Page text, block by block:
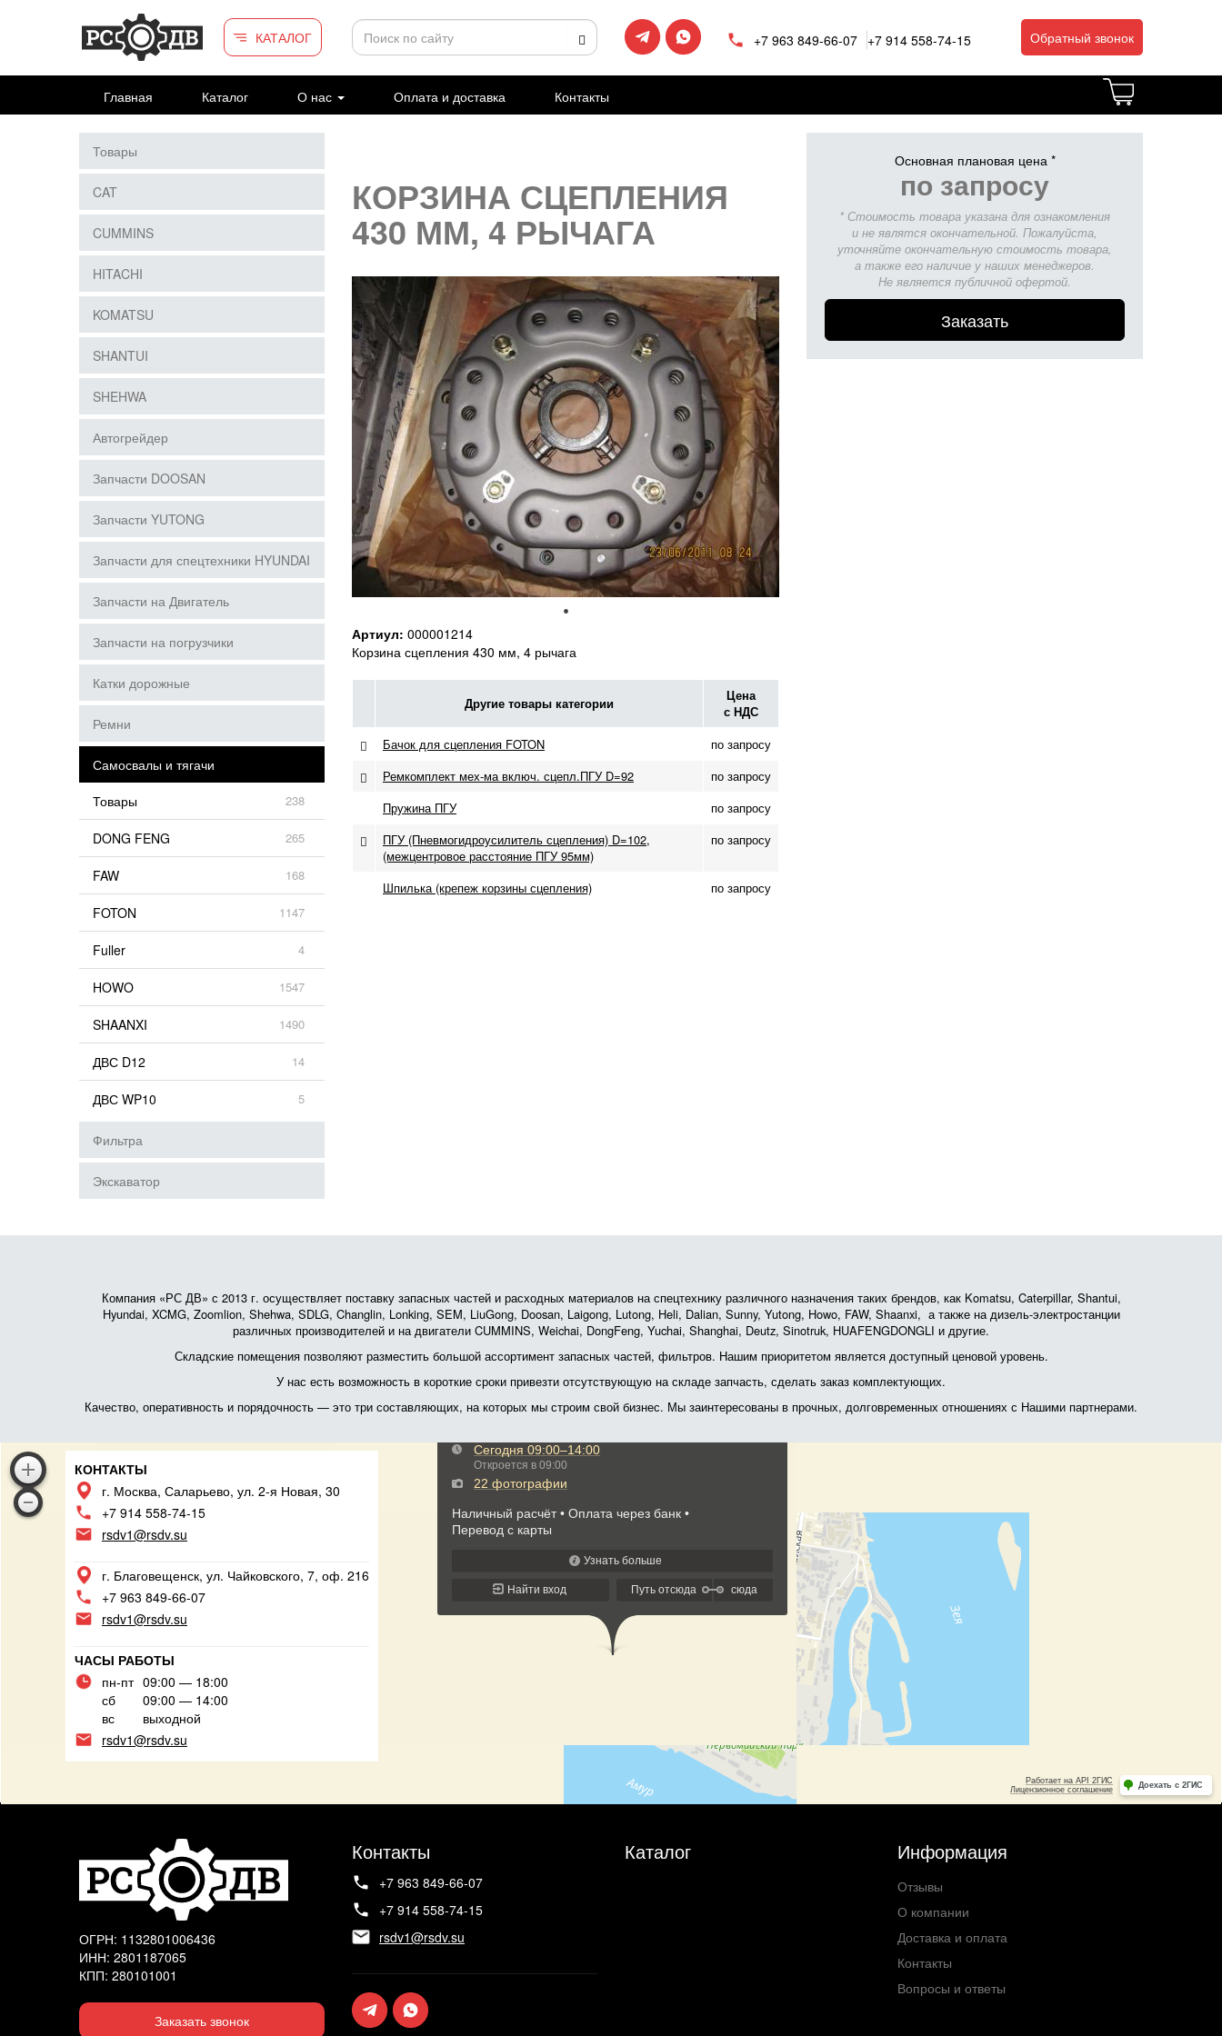
Перейти к основному содержанию
КАТАЛОГ
+7 963 849-66-07 +7 914 558-74-15 Обратный звонок
Главная Каталог О нас Оплата и доставка Контакты
КОРЗИНА СЦЕПЛЕНИЯ
430 ММ, 4 РЫЧАГА
Артиул: 000001214
Корзина сцепления 430 мм, 4 рычага
Другие товары категории
Цена
с НДС
Бачок для сцепления FOTON
по запросу
Ремкомплект мех-ма включ. сцепл.ПГУ D=92
по запросу
Пружина ПГУ
по запросу
ПГУ (Пневмогидроусилитель сцепления) D=102,
(межцентровое расстояние ПГУ 95мм)
по запросу
Шпилька (крепеж корзины сцепления) по запросу
Основная плановая цена *
по запросу
* Стоимость товара указана для ознакомления
и не являтся окончательной. Пожалуйста,
уточняйте окончательную стоимость товара,
а также его наличие у наших менеджеров.
Не является публичной офертой.
Заказать
Товары
CAT
CUMMINS
HITACHI
KOMATSU
SHANTUI
SHEHWA
Автогрейдер
Запчасти DOOSAN
Запчасти YUTONG
Запчасти для спецтехники HYUNDAI
Запчасти на Двигатель
Запчасти на погрузчики
Катки дорожные
Ремни
Самосвалы и тягачи
Товары
238
DONG FENG 265
FAW 168
FOTON 1147
Fuller 4
HOWO 1547
SHAANXI 1490
ДВС D12 14
ДВС WP10 5
Фильтра
Экскаватор
Компания «РС ДВ» с 2013 г. осуществляет поставку запасных частей и расходных материалов на спецтехнику различного назначения таких брендов, как Komatsu, Caterpillar, Shantui,
Hyundai, XCMG, Zoomlion, Shehwa, SDLG, Changlin, Lonking, SEM, LiuGong, Doosan, Laigong, Lutong, Heli, Dalian, Sunny, Yutong, Howo, FAW, Shaanxi, а также на дизель-электростанции
различных производителей и на двигатели CUMMINS, Weichai, DongFeng, Yuchai, Shanghai, Deutz, Sinotruk, HUAFENGDONGLI и другие.
Складские помещения позволяют разместить большой ассортимент запасных частей, фильтров. Нашим приоритетом является доступный ценовой уровень.
У нас есть возможность в короткие сроки привезти отсутствующую на складе запчасть, сделать заказ комплектующих.
Качество, оперативность и порядочность — это три составляющих, на которых мы строим свой бизнес. Мы заинтересованы в прочных, долговременных отношениях с Нашими партнерами.
КОНТАКТЫ
г. Москва, Саларьево, ул. 2-я Новая, 30
+7 914 558-74-15
rsdv1@rsdv.su
г. Благовещенск, ул. Чайковского, 7, оф. 216
+7 963 849-66-07
rsdv1@rsdv.su
ЧАСЫ РАБОТЫ
пн-пт 09:00 — 18:00
сб
09:00 — 14:00
вс
выходной
rsdv1@rsdv.su
ОГРН: 1132801006436
ИНН: 2801187065
КПП: 280101001
Заказать звонок
Контакты
+7 963 849-66-07
+7 914 558-74-15
rsdv1@rsdv.su
Каталог Информация
Отзывы
О компании
Доставка и оплата
Контакты
Вопросы и ответы